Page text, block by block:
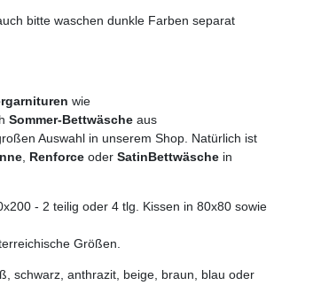
bitte waschen dunkle Farben separat
wie
Sommer-Bettwäscheaus
Auswahl in unserem Shop. Natürlich ist
Renforce oderSatinBettwäsche in
- 2 teilig oder 4 tlg. Kissen in 80x80 sowie
Größen.
schwarz, anthrazit, beige, braun, blau oder